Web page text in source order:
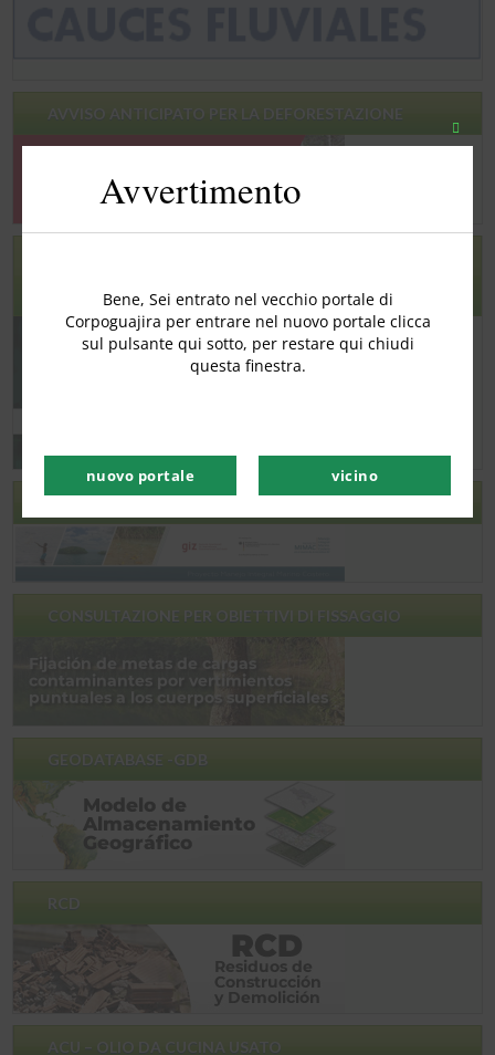
AVVISO ANTICIPATO PER LA DEFORESTAZIONE
COLOMBIANA
CONSULTAZIONE PER OBIETTIVI DI FISSAGGIO
GEODATABASE -GDB
RCD
ACU – OLIO DA CUCINA USATO
Chiudi
Avvertimento
Bene, Sei entrato nel vecchio portale di
Corpoguajira per entrare nel nuovo portale clicca
sul pulsante qui sotto, per restare qui chiudi
questa finestra.
nuovo portale vicino